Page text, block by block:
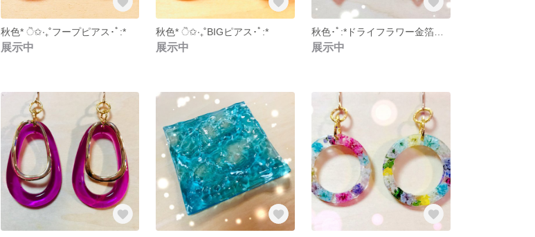
秋色* ੈ✩‧₊˚フープピアス･ﾟ:*
展示中
秋色* ੈ✩‧₊˚BIGピアス･ﾟ:*
展示中 展示中